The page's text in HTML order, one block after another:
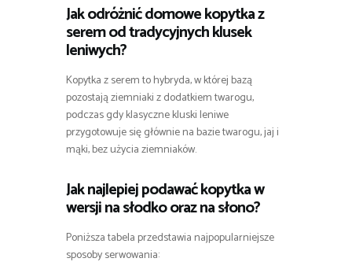
Jak odróżnić domowe kopytka z
serem od tradycyjnych klusek
leniwych?
Kopytka z serem to hybryda, w której bazą
pozostają ziemniaki z dodatkiem twarogu,
podczas gdy klasyczne kluski leniwe
przygotowuje się głównie na bazie twarogu, jaj i
mąki, bez użycia ziemniaków.
Jak najlepiej podawać kopytka w
wersji na słodko oraz na słono?
Poniższa tabela przedstawia najpopularniejsze
sposoby serwowania: